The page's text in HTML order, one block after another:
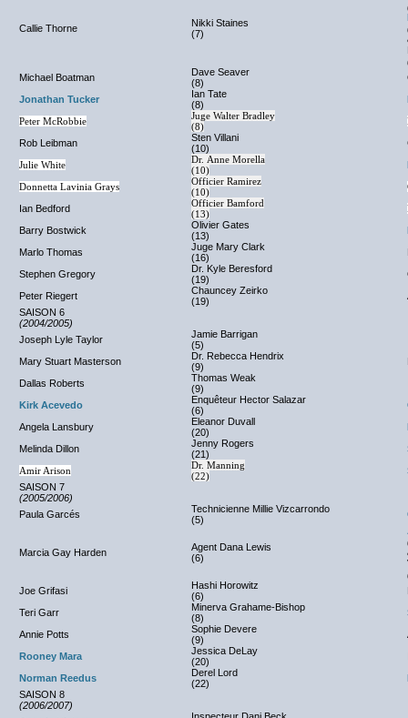
Callie Thorne
Nikki Staines
(7)
Michael Boatman
Dave Seaver
(8)
Jonathan Tucker
Ian Tate
(8)
Peter McRobbie
Juge Walter Bradley
(8)
Rob Leibman
Sten Villani
(10)
Julie White
Dr. Anne Morella
(10)
Donnetta Lavinia Grays
Officier Ramirez
(10)
Ian Bedford
Officier Bamford
(13)
Barry Bostwick
Olivier Gates
(13)
Marlo Thomas
Juge Mary Clark
(16)
Stephen Gregory
Dr. Kyle Beresford
(19)
Peter Riegert
Chauncey Zeirko
(19)
SAISON 6
(2004/2005)
Joseph Lyle Taylor
Jamie Barrigan
(5)
Mary Stuart Masterson
Dr. Rebecca Hendrix
(9)
Dallas Roberts
Thomas Weak
(9)
Kirk Acevedo
Enquêteur Hector Salazar
(6)
Angela Lansbury
Eleanor Duvall
(20)
Melinda Dillon
Jenny Rogers
(21)
Amir Arison
Dr. Manning
(22)
SAISON 7
(2005/2006)
Paula Garcés
Technicienne Millie Vizcarrondo
(5)
Marcia Gay Harden
Agent Dana Lewis
(6)
Joe Grifasi
Hashi Horowitz
(6)
Teri Garr
Minerva Grahame-Bishop
(8)
Annie Potts
Sophie Devere
(9)
Rooney Mara
Jessica DeLay
(20)
Norman Reedus
Derel Lord
(22)
SAISON 8
(2006/2007)